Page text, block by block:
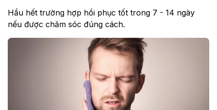
Hầu hết trường hợp hồi phục tốt trong 7 - 14 ngày
nếu được chăm sóc đúng cách.